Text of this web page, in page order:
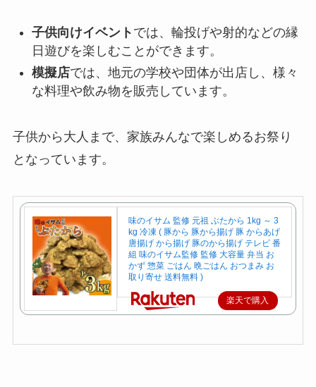
子供向けイベント では、輪投げや射的などの縁
日遊びを楽しむことができます。
模擬店では、地元の学校や団体が出店し、様々
な料理や飲み物を販売しています。
子供から大人まで、家族みんなで楽しめるお祭り
となっています。
味のイサム 監修 元祖 ぶたから 1kg ～ 3
kg 冷凍 ( 豚から 豚から揚げ 豚 からあげ
唐揚げ から揚げ 豚のから揚げ テレビ 番
組 味のイサム監修 監修 大容量 弁当 お
かず 惣菜 ごはん 晩ごはん おつまみ お
取り寄せ 送料無料 )
楽天で購入